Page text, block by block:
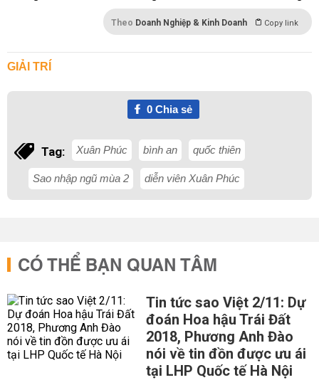
Theo Doanh Nghiệp & Kinh Doanh Copy link
GIẢI TRÍ
0Chia sẻ
Tag: Xuân Phúc bình an quốc thiên
Sao nhập ngũ mùa 2 diễn viên Xuân Phúc
CÓ THỂ BẠN QUAN TÂM
Tin tức sao Việt 2/11: Dự
đoán Hoa hậu Trái Đất
2018, Phương Anh Đào
nói về tin đồn được ưu ái
tại LHP Quốc tế Hà Nội